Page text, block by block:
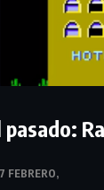
FEBRERO,